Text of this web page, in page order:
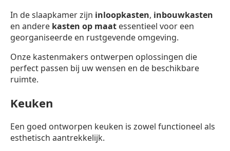
In de slaapkamer zijn inloopkasten, inbouwkasten
en andere kasten op maat essentieel voor een
georganiseerde en rustgevende omgeving.
Onze kastenmakers ontwerpen oplossingen die
perfect passen bij uw wensen en de beschikbare
ruimte.
Keuken
Een goed ontworpen keuken is zowel functioneel als
esthetisch aantrekkelijk.